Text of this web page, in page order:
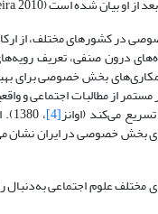
در کشورهای مختلف، از
الف1390). اقدام‌های جمعی (نظیر ایجاد دادگاه‌های
همکاری‌های بخش خصوصی برای
از مطالبات اجتماعی و
می‌کند (اوانز[4] ،
خصوصی در ایران نشان
مختلف علوم اجتماعی